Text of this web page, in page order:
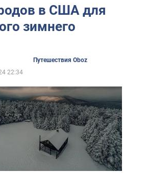
в США для
зимнего
Путешествия Oboz
22:34